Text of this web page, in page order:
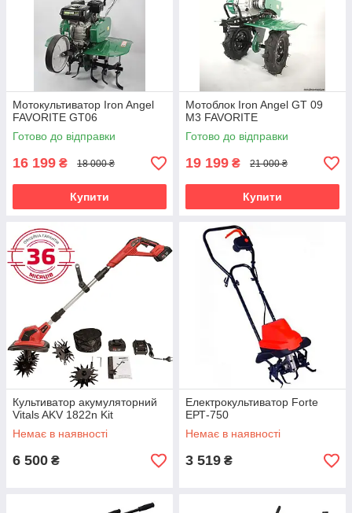
Мотокультиватор Iron Angel
FAVORITE GT06
Готово до відправки
16 199 ₴ 18 000 ₴
Купити
Мотоблок Iron Angel GT 09
M3 FAVORITE
Готово до відправки
19 199 ₴ 21 000 ₴
Купити
Культиватор акумуляторний
Vitals AKV 1822n Kit
Немає в наявності
6 500 ₴
Електрокультиватор Forte
ЕРТ-750
Немає в наявності
3 519 ₴